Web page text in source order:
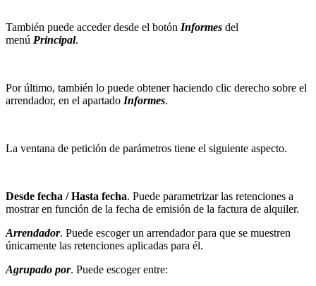
También puede acceder desde el botón Informes del
menú Principal.
Por último, también lo puede obtener haciendo clic derecho sobre el
arrendador, en el apartado Informes.
La ventana de petición de parámetros tiene el siguiente aspecto.
Desde fecha / Hasta fecha. Puede parametrizar las retenciones a
mostrar en función de la fecha de emisión de la factura de alquiler.
Arrendador. Puede escoger un arrendador para que se muestren
únicamente las retenciones aplicadas para él.
Agrupado por. Puede escoger entre: